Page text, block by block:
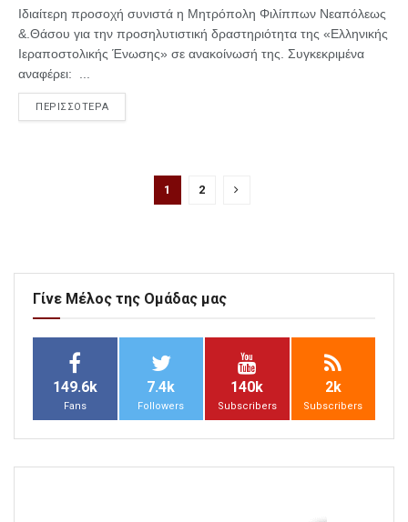
Ιδιαίτερη προσοχή συνιστά η Μητρόπολη Φιλίππων Νεαπόλεως
&.Θάσου για την προσηλυτιστική δραστηριότητα της «Ελληνικής
Ιεραποστολικής Ένωσης» σε ανακοίνωσή της. Συγκεκριμένα
αναφέρει: ...
ΠΕΡΙΣΣΟΤΕΡΑ
1 2
Γίνε Μέλος της Ομάδας μας
149.6k
Fans
7.4k
Followers
140k
Subscribers
2k
Subscribers